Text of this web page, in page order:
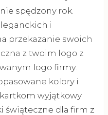
spędzony rok.
i
przekazanie swoich
z twoim logo z
logo firmy.
kolory i
wyjątkowy
świąteczne dla firm z